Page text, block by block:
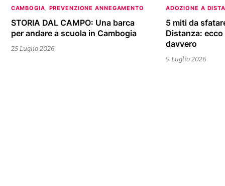
STORIA DAL CAMPO: Una barca
per andare a scuola in Cambogia
CAMBOGIA, PREVENZIONE ANNEGAMENTO
25 Luglio 2026
23
Luglio
2026
5 miti da
Distanza:
davvero
ADOZIONE A
9 Luglio 2026
9
Luglio
2026